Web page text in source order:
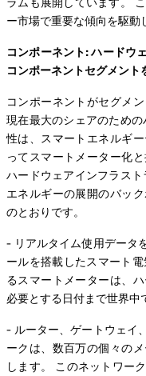
ー市場で重要な傾向を駆動
コンポーネント: ハードウ
コンポーネントセグメント
コンポーネントがセグメ
現在最大のシェアのため
性は、スマートエネルギ
ってスマートメーター化
ハードウェアインフラス
エネルギーの展開のバッ
のとおりです。
- リアルタイム使用データ
ールを搭載したスマート
るスマートメーターは、
必要とする日付まで世界中
- ルーター、ゲートウェイ
ークは、数百万の個々の
します。 このネットワー